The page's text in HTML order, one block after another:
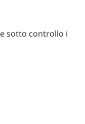
sotto controllo i